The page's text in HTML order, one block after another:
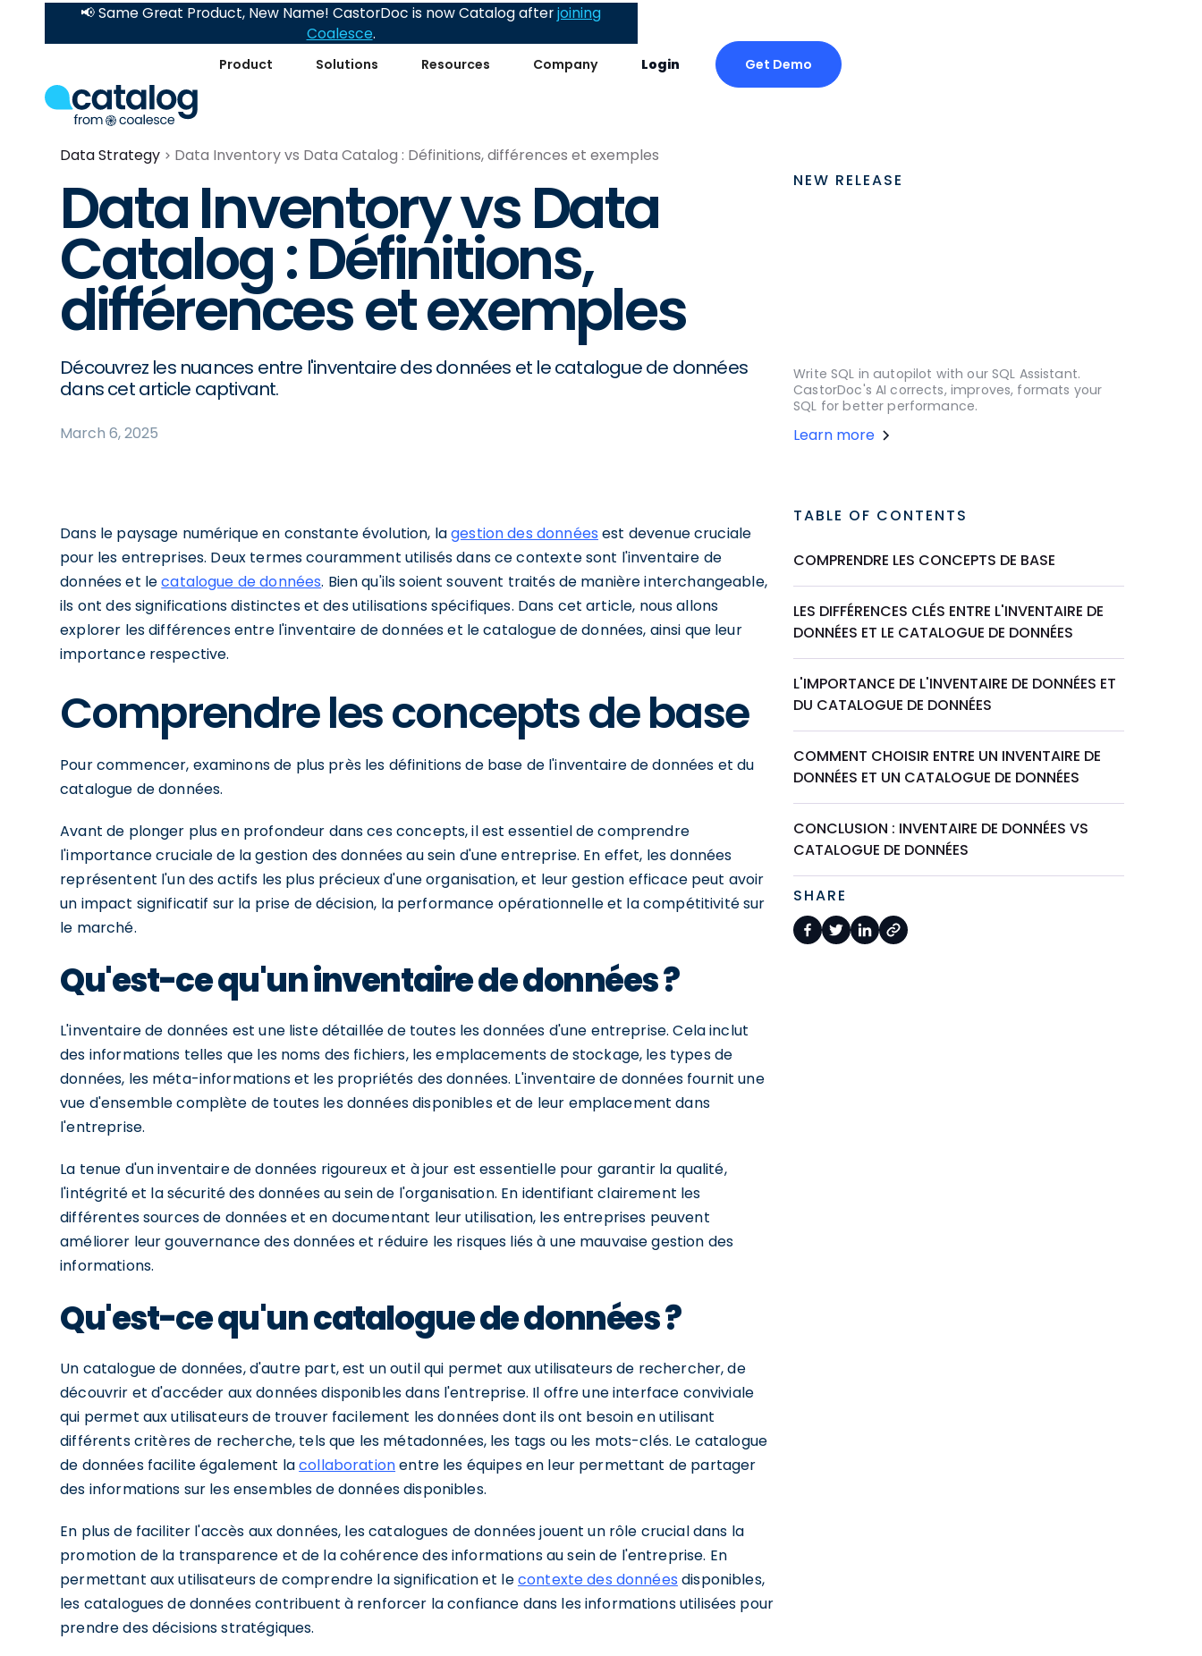
Product Solutions Resources Company Login Get Demo
📢 Same Great Product, New Name! CastorDoc is now Catalog afterjoining
Coalesce.
Data Strategy Data Inventory vs Data Catalog : Définitions, différences et exemples
Data Inventory vs Data
Catalog : Définitions,
différences et exemples
Découvrez les nuances entre l'inventaire des données et le catalogue de données
dans cet article captivant.
March 6, 2025
Dans le paysage numérique en constante évolution, lagestion des données est devenue cruciale
pour les entreprises. Deux termes couramment utilisés dans ce contexte sont l'inventaire de
données et lecatalogue de données. Bien qu'ils soient souvent traités de manière interchangeable,
ils ont des significations distinctes et des utilisations spécifiques. Dans cet article, nous allons
explorer les différences entre l'inventaire de données et le catalogue de données, ainsi que leur
importance respective.
Comprendre les concepts de base
Pour commencer, examinons de plus près les définitions de base de l'inventaire de données et du
catalogue de données.
Avant de plonger plus en profondeur dans ces concepts, il est essentiel de comprendre
l'importance cruciale de la gestion des données au sein d'une entreprise. En effet, les données
représentent l'un des actifs les plus précieux d'une organisation, et leur gestion efficace peut avoir
un impact significatif sur la prise de décision, la performance opérationnelle et la compétitivité sur
le marché.
Qu'est-ce qu'un inventaire de données ?
L'inventaire de données est une liste détaillée de toutes les données d'une entreprise. Cela inclut
des informations telles que les noms des fichiers, les emplacements de stockage, les types de
données, les méta-informations et les propriétés des données. L'inventaire de données fournit une
vue d'ensemble complète de toutes les données disponibles et de leur emplacement dans
l'entreprise.
La tenue d'un inventaire de données rigoureux et à jour est essentielle pour garantir la qualité,
l'intégrité et la sécurité des données au sein de l'organisation. En identifiant clairement les
différentes sources de données et en documentant leur utilisation, les entreprises peuvent
améliorer leur gouvernance des données et réduire les risques liés à une mauvaise gestion des
informations.
Qu'est-ce qu'un catalogue de données ?
Un catalogue de données, d'autre part, est un outil qui permet aux utilisateurs de rechercher, de
découvrir et d'accéder aux données disponibles dans l'entreprise. Il offre une interface conviviale
qui permet aux utilisateurs de trouver facilement les données dont ils ont besoin en utilisant
différents critères de recherche, tels que les métadonnées, les tags ou les mots-clés. Le catalogue
de données facilite également lacollaborationentre les équipes en leur permettant de partager
des informations sur les ensembles de données disponibles.
En plus de faciliter l'accès aux données, les catalogues de données jouent un rôle crucial dans la
promotion de la transparence et de la cohérence des informations au sein de l'entreprise. En
permettant aux utilisateurs de comprendre la signification et lecontexte des données disponibles,
les catalogues de données contribuent à renforcer la confiance dans les informations utilisées pour
prendre des décisions stratégiques.
NEW RELEASE
Write SQL in autopilot with our SQL Assistant.
CastorDoc's AI corrects, improves, formats your
SQL for better performance.
Learn more
TABLE OF CONTENTS
COMPRENDRE LES CONCEPTS DE BASE
LES DIFFÉRENCES CLÉS ENTRE L'INVENTAIRE DE
DONNÉES ET LE CATALOGUE DE DONNÉES
L'IMPORTANCE DE L'INVENTAIRE DE DONNÉES ET
DU CATALOGUE DE DONNÉES
COMMENT CHOISIR ENTRE UN INVENTAIRE DE
DONNÉES ET UN CATALOGUE DE DONNÉES
CONCLUSION : INVENTAIRE DE DONNÉES VS
CATALOGUE DE DONNÉES
SHARE